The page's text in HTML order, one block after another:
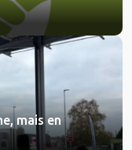
mais en